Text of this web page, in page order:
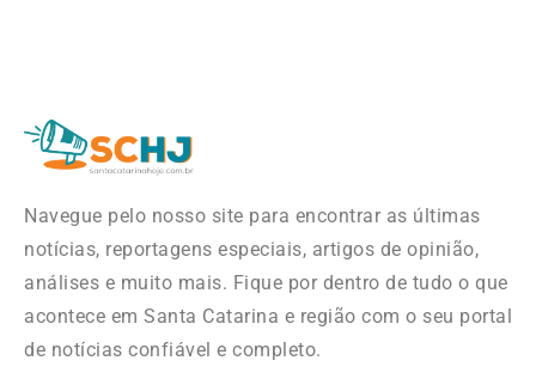
Navegue pelo nosso site para encontrar as últimas
notícias, reportagens especiais, artigos de opinião,
análises e muito mais. Fique por dentro de tudo o que
acontece em Santa Catarina e região com o seu portal
de notícias confiável e completo.